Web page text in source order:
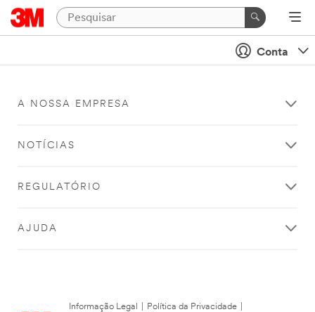
Conta
A NOSSA EMPRESA
NOTÍCIAS
REGULATÓRIO
AJUDA
Informação Legal Política da Privacidade